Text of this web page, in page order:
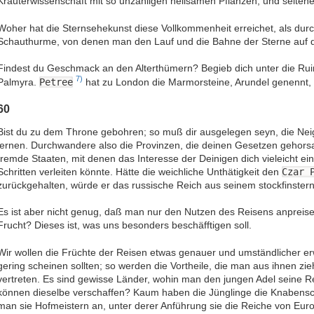
hat die Sternsehekunst diese Vollkommenheit erreichet, als
von denen man den Lauf und die Bahne der Sterne auf
du Geschmack an den Alterthümern? Begieb dich unter die
Petree 7) hat zu London die Marmorsteine, Arundel
du zu dem Throne gebohren; so muß dir ausgelegen seyn, die
Durchwandere also die Provinzen, die deinen Gesetzen
Staaten, mit denen das Interesse der Deinigen dich vieleicht
verleiten könnte. Hätte die weichliche Unthätigkeit den Czar
würde er das russische Reich aus seinem
ist aber nicht genug, daß man nur den Nutzen des Reisens
Dieses ist, was uns besonders beschäfftigen soll.
wollen die Früchte der Reisen etwas genauer und umständlicher
scheinen sollten; so werden die Vortheile, die man aus ihnen
Es sind gewisse Länder, wohin man den jungen Adel seine
dieselbe verschaffen? Kaum haben die Jünglinge die
sie Hofmeistern an, unter derer Anführung sie die Reiche von